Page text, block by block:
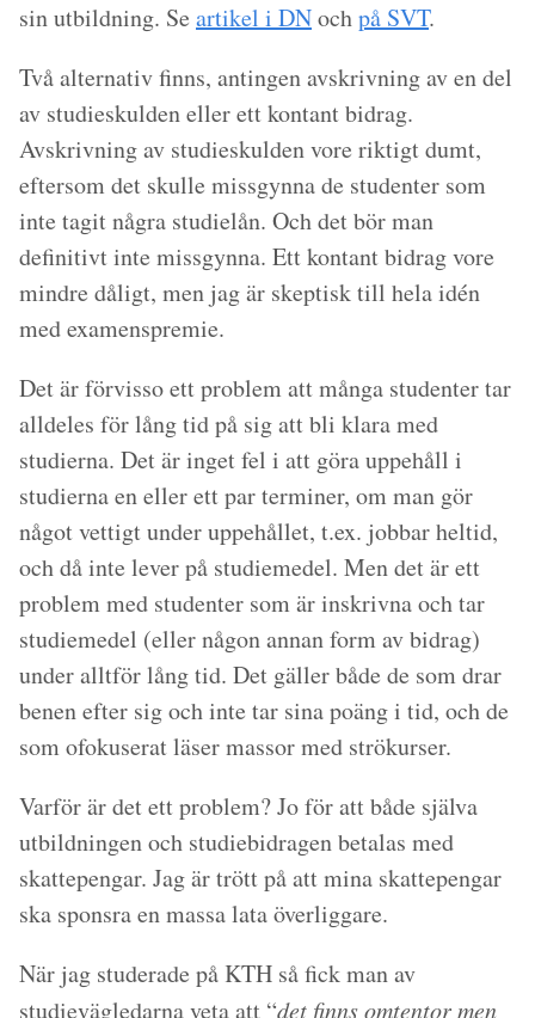
sin utbildning. Se artikel i DNochpå SVT.
Två alternativ finns, antingen avskrivning av en del
av studieskulden eller ett kontant bidrag.
Avskrivning av studieskulden vore riktigt dumt,
eftersom det skulle missgynna de studenter som
inte tagit några studielån. Och det bör man
definitivt inte missgynna. Ett kontant bidrag vore
mindre dåligt, men jag är skeptisk till hela idén
med examenspremie.
Det är förvisso ett problem att många studenter tar
alldeles för lång tid på sig att bli klara med
studierna. Det är inget fel i att göra uppehåll i
studierna en eller ett par terminer, om man gör
något vettigt under uppehållet, t.ex. jobbar heltid,
och då inte lever på studiemedel. Men det är ett
problem med studenter som är inskrivna och tar
studiemedel (eller någon annan form av bidrag)
under alltför lång tid. Det gäller både de som drar
benen efter sig och inte tar sina poäng i tid, och de
som ofokuserat läser massor med strökurser.
Varför är det ett problem? Jo för att både själva
utbildningen och studiebidragen betalas med
skattepengar. Jag är trött på att mina skattepengar
ska sponsra en massa lata överliggare.
När jag studerade på KTH så fick man av
studievägledarna veta att “det finns omtentor men